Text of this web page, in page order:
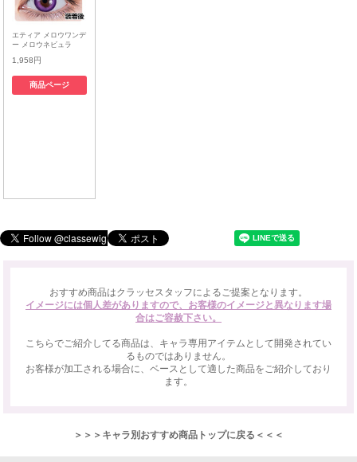
エティア メロウワンデ
ー メロウネビュラ
1,958円
商品ページ
おすすめ商品はクラッセスタッフによるご提案となります。
イメージには個人差がありますので、お客様のイメージと異なります場
合はご容赦下さい。
こちらでご紹介してる商品は、キャラ専用アイテムとして開発されてい
るものではありません。
お客様が加工される場合に、ベースとして適した商品をご紹介しており
ます。
＞＞＞キャラ別おすすめ商品トップに戻る＜＜＜